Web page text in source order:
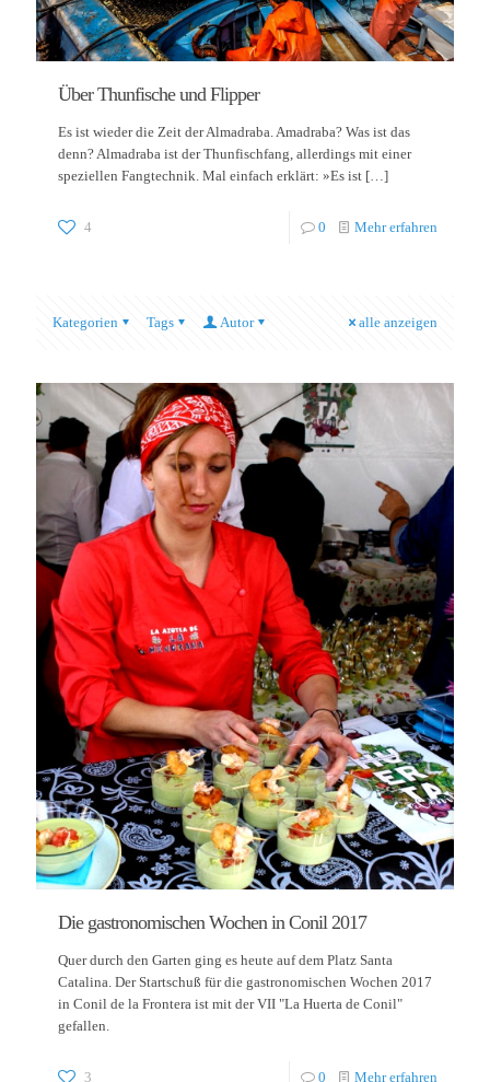
Über Thunfische und Flipper
Es ist wieder die Zeit der Almadraba. Amadraba? Was ist das
denn? Almadraba ist der Thunfischfang, allerdings mit einer
speziellen Fangtechnik. Mal einfach erklärt: »Es ist […]
4 0 Mehr erfahren
Kategorien Tags Autor alle anzeigen
Die gastronomischen Wochen in Conil 2017
Quer durch den Garten ging es heute auf dem Platz Santa
Catalina. Der Startschuß für die gastronomischen Wochen 2017
in Conil de la Frontera ist mit der VII "La Huerta de Conil"
gefallen.
3 0 Mehr erfahren